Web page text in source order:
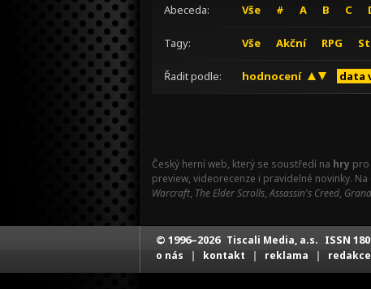
Abeceda: Vše # A B C
Tagy: Vše Akční RPG
Řadit podle: hodnocení data
Český herní web, který se soustředí na hry pro
preview, videorecenze i pravidelné novinky.
Warcraft, The Elder Scrolls,Assassin's Creed,
© 1996–2026 Tiscali Media, a.s. ISSN
o nás | kontakt | reklama | redakce